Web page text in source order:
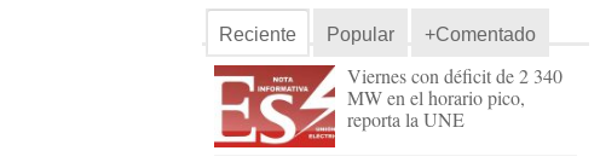
Reciente Popular +Comentado
Viernes con déficit de 2 340
MW en el horario pico,
reporta la UNE